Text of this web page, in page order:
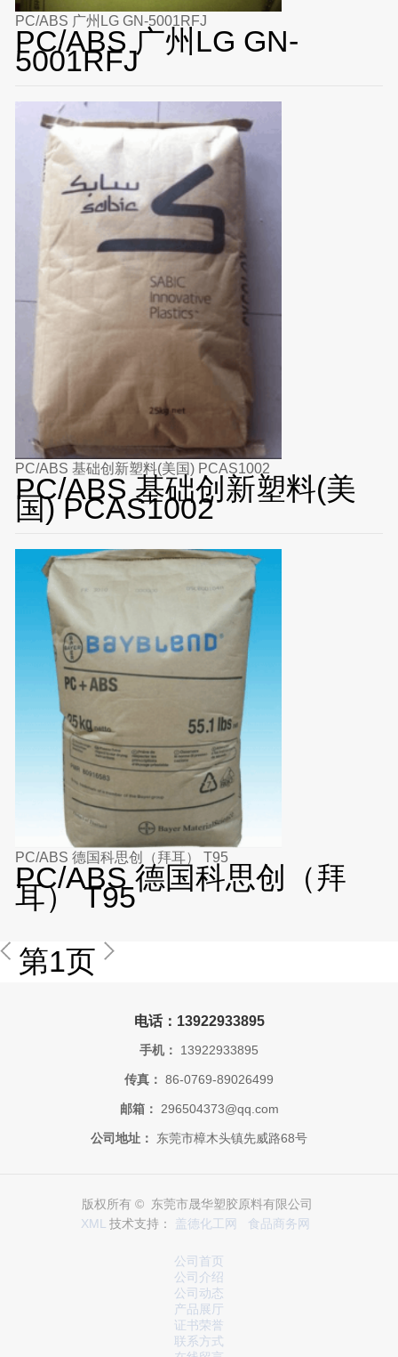
PC/ABS 广州LG GN-5001RFJ
PC/ABS 广州LG GN-
5001RFJ
PC/ABS 基础创新塑料(美国) PCAS1002
PC/ABS 基础创新塑料(美
国) PCAS1002
PC/ABS 德国科思创（拜耳） T95
PC/ABS 德国科思创（拜
耳） T95
第1页
电话：13922933895
手机： 13922933895
传真： 86-0769-89026499
邮箱： 296504373@qq.com
公司地址： 东莞市樟木头镇先威路68号
版权所有 © 东莞市晟华塑胶原料有限公司
XML 技术支持： 盖德化工网 食品商务网
公司首页
公司介绍
公司动态
产品展厅
证书荣誉
联系方式